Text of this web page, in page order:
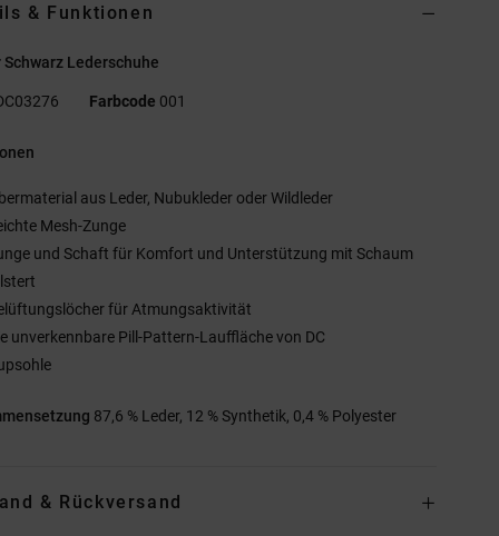
& Funktionen
Schwarz Lederschuhe
Farbcode 001
aus Leder, Nubukleder oder Wildleder
Mesh-Zunge
und Schaft für Komfort und Unterstützung mit Schaum
für Atmungsaktivität
unverkennbare Pill-Pattern-Lauffläche von DC
87,6 % Leder, 12 % Synthetik, 0,4 % Polyester
& Rückversand